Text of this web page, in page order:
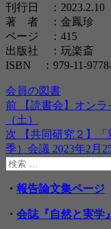
刊行日 ：2023.2.10
著 者 ：金鳳珍
ページ ：415
出版社 ：玩楽斎
ISBN ：979-11-
投
稿
日:
カ
テ
ゴ
リ
ー
会員の図書
投
稿
ナ
ビ
ゲ
ー
前
前
の
投
稿:
【読書会】オン
（土）
次
次
の
投
【共同研究２】
季）会議 2023年2月
検
・ 報告論文集ページ
・ 会誌『自然と実学